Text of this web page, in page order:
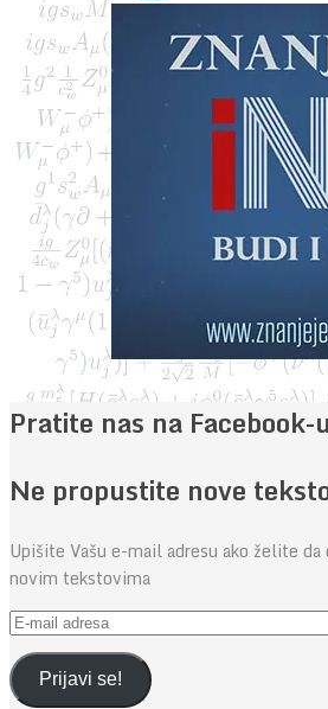
Pratite nas na Facebook-u
Ne propustite nove
Upišite Vašu e-mail adresu ako želite
novim tekstovima
E-
mail
adresaPrijavi se!